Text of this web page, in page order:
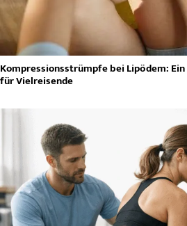
Kompressionsstrümpfe bei Lipödem:
für Vielreisende